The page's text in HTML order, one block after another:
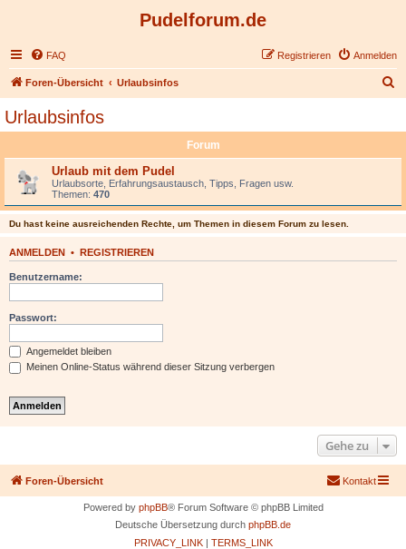
Pudelforum.de
FAQ Anmelden
Registrieren
Foren-Übersicht Urlaubsinfos
Urlaubsinfos
Forum
Urlaub mit dem Pudel
Urlaubsorte, Erfahrungsaustausch, Tipps, Fragen usw.
Themen: 470
Du hast keine ausreichenden Rechte, um Themen in diesem Forum zu lesen.
ANMELDEN • REGISTRIEREN
Benutzername:
Passwort:
Angemeldet bleiben
Meinen Online-Status während dieser Sitzung verbergen
Gehe zu
Foren-Übersicht Kontakt
Powered by phpBB® Forum Software © phpBB Limited
Deutsche Übersetzung durch phpBB.de
PRIVACY_LINK| TERMS_LINK